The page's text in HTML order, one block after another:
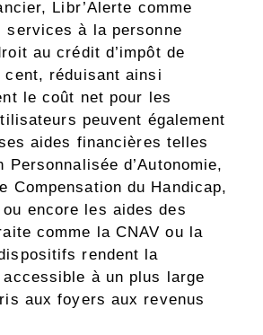
Libr’Alerte comme
services à la personne
au crédit d’impôt de
cent, réduisant ainsi
le coût net pour les
peuvent également
aides financières telles
Personnalisée d’Autonomie,
Compensation du Handicap,
ou encore les aides des
comme la CNAV ou la
rendent la
à un plus large
aux foyers aux revenus